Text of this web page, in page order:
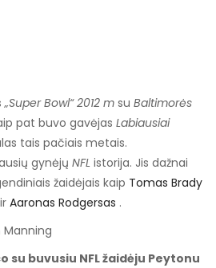
„Super Bowl“ 2012 m su Baltimorės
pat buvo gavėjas Labiausiai
tais pačiais metais.
gynėjų NFL istorija. Jis dažnai
žaidėjais kaip Tomas Brady
Aaronas Rodgersas .
su buvusiu NFL žaidėju Peytonu